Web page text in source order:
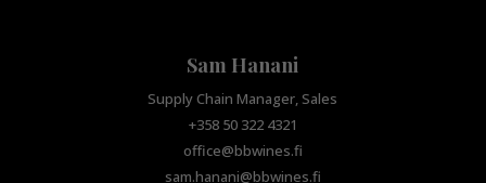
Sam Hanani
Supply Chain Manager, Sales
+358 50 322 4321
office@bbwines.fi
sam.hanani@bbwines.fi